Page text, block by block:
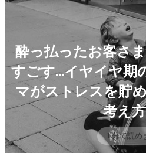
酔っ払ったお客さ
すごす…イヤイヤ期
マがストレスを貯
考え
1 分で読め